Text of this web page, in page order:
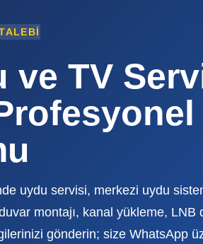
ve TV
uydu servisi, merkezi uydu
montajı, kanal yükleme, LNB
gönderin; size WhatsApp